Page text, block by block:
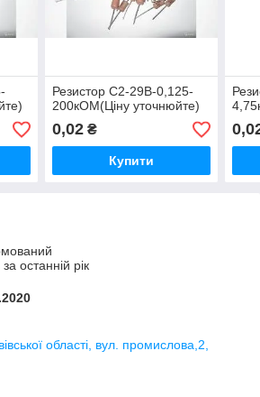
Резистор С2-29В-0,125-
200кОМ(Ціну уточнюйте)
0,02₴
Купити
останній рік
області, вул. промислова,2,